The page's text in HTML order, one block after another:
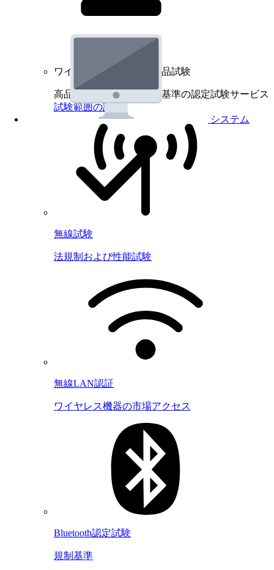
システム
ワイヤレスデバイスの製品試験
高品質規格に基づく国際基準の認定試験サービス
試験範囲の詳細
無線試験
法規制および性能試験
無線LAN認証
ワイヤレス機器の市場アクセス
Bluetooth認定試験
規制基準